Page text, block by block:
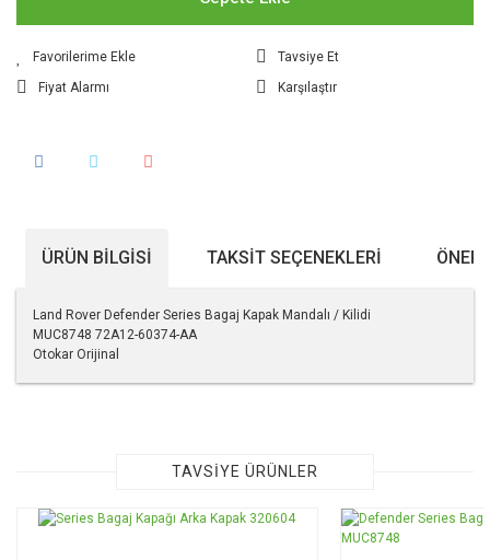
Tavsiye Et
Fiyat Alarmı
Karşılaştır
ÜRÜN BILGISI TAKSIT SEÇENEKLERI
Land Rover Defender Series Bagaj Kapak Mandalı / Kilidi
MUC8748 72A12-60374-AA
Otokar Orijinal
Görüş ve önerileriniz için teşekkür ederiz.
Ürün resmi kalitesiz, bozuk veya görüntülenemiyor.
TAVSİYE ÜRÜNLER